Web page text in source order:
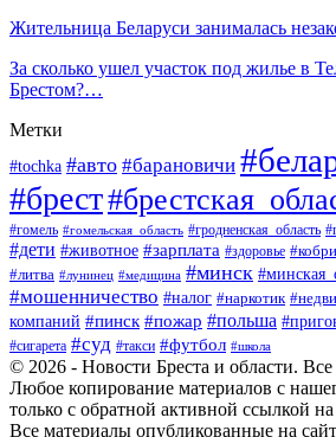
Жительница Беларуси занималась
За сколько ушел участок под жилье в
Брестом?…
Метки
#tochka #авто #барановичи
#брест
#гомель #гомельская_область #гродненская_область
#дети #животное #зарплата #здоровье
#литва #лунинец #медицина #минск
#мошенничество #налог #наркотик
компаний #пинск #пожар #польша
#сигарета #суд #такси #футбол #школа
© 2026 - Новости Бреста и области.
Любое копирование материалов с
только с обратной активной ссылкой
Все материалы опубликованные на